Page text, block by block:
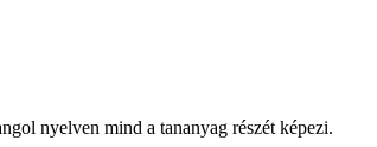
nyelven mind a tananyag részét képezi.